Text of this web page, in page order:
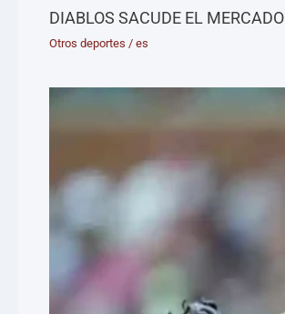
DIABLOS SACUDE EL MERCADO
Otros deportes /es